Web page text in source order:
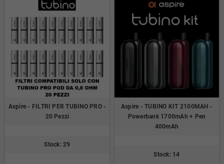
Aspire - FILTRI PER TUBINO PRO -
20 Pezzi
Stock: 29
Aspire - TUBINO KIT 2100MAH -
Powerbank 1700mAh + Pen
400mAh
Stock: 14